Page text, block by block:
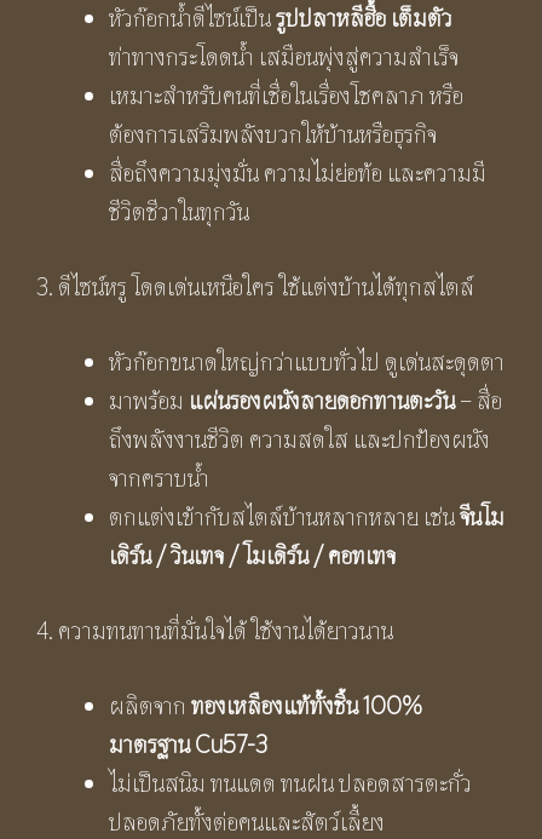
หัวก๊อกน้ำดีไซน์เป็นรูปปลาหลีฮื้อ เต็มตัว
ท่าทางกระโดดน้ำ เสมือนพุ่งสู่ความสำเร็จ
เหมาะสำหรับคนที่เชื่อในเรื่องโชคลาภ หรือ
ต้องการเสริมพลังบวกให้บ้านหรือธุรกิจ
สื่อถึงความมุ่งมั่น ความไม่ย่อท้อ และความมี
ชีวิตชีวาในทุกวัน
3. ดีไซน์หรู โดดเด่นเหนือใคร ใช้แต่งบ้านได้ทุกสไตล์
หัวก๊อกขนาดใหญ่กว่าแบบทั่วไป ดูเด่นสะดุดตา
มาพร้อม แผ่นรองผนังลายดอกทานตะวัน– สื่อ
ถึงพลังงานชีวิต ความสดใส และปกป้องผนัง
จากคราบน้ำ
ตกแต่งเข้ากับสไตล์บ้านหลากหลาย เช่นจีนโม
เดิร์น / วินเทจ / โมเดิร์น / คอทเทจ
4. ความทนทานที่มั่นใจได้ ใช้งานได้ยาวนาน
ผลิตจาก ทองเหลืองแท้ทั้งชิ้น100%
มาตรฐาน Cu57-3
ไม่เป็นสนิม ทนแดด ทนฝน ปลอดสารตะกั่ว
ปลอดภัยทั้งต่อคนและสัตว์เลี้ยง